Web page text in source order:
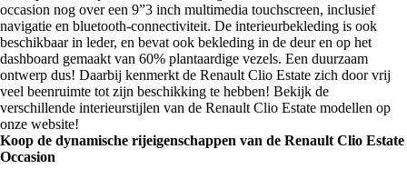
occasion nog over een 9”3 inch multimedia touchscreen, inclusief
navigatie en bluetooth-connectiviteit. De interieurbekleding is ook
beschikbaar in leder, en bevat ook bekleding in de deur en op het
dashboard gemaakt van 60% plantaardige vezels. Een duurzaam
ontwerp dus! Daarbij kenmerkt de Renault Clio Estate zich door vrij
veel beenruimte tot zijn beschikking te hebben! Bekijk de
verschillende interieurstijlen van de Renault Clio Estate modellen op
onze website!
Koop de dynamische rijeigenschappen van de Renault Clio Estate
Occasion